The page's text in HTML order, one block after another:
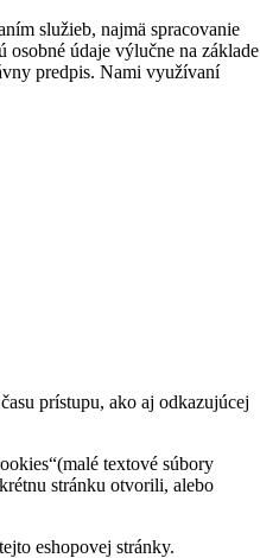
služieb, najmä spracovanie
údaje výlučne na základe
predpis. Nami využívaní
prístupu, ako aj odkazujúcej
textové súbory
stránku otvorili, alebo
eshopovej stránky.